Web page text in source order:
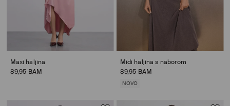
Maxi haljina
89,95 BAM
Midi haljina s naborom
89,95 BAM
NOVO